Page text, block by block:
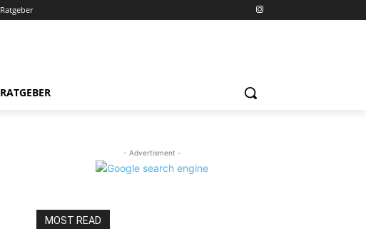
Ratgeber
RATGEBER
- Advertisment -
MOST READ